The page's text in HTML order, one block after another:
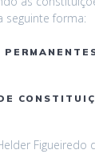
seguinte forma:
Figueiredo